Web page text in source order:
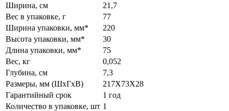
Ширина, см
21,7
Вес в упаковке, г
77
Ширина упаковки, мм*
220
Высота упаковки, мм*
30
Длина упаковки, мм*
75
Вес, кг
0,052
Глубина, см
7,3
Размеры, мм (ШхГхВ)
217Х73Х28
Гарантийный срок
1 год
Количество в упаковке, шт 1